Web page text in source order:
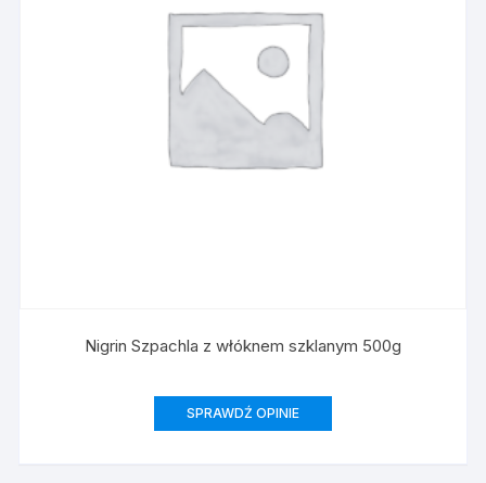
Nigrin Szpachla z włóknem szklanym 500g
SPRAWDŹ OPINIE